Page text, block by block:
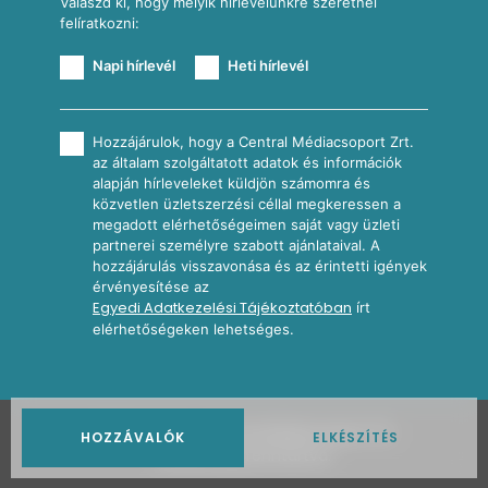
HOZZÁVALÓK ELKÉSZÍTÉS
felíratkozni:
Napi hírlevél Heti hírlevél
Hozzájárulok, hogy a Central Médiacsoport Zrt.
az általam szolgáltatott adatok és információk
alapján hírleveleket küldjön számomra és
közvetlen üzletszerzési céllal megkeressen a
megadott elérhetőségeimen saját vagy üzleti
partnerei személyre szabott ajánlataival. A
hozzájárulás visszavonása és az érintetti igények
érvényesítése az
Egyedi Adatkezelési Tájékoztatóban írt
elérhetőségeken lehetséges.
2026Nosalty · Central Médiacsoport Zrt.